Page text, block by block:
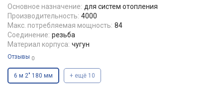
Основное назначение: для систем отопления
Производительность: 4000
Макс. потребляемая мощность: 84
Соединение: резьба
Материал корпуса: чугун
Отзывы 0
6 м 2" 180 мм + ещё 10